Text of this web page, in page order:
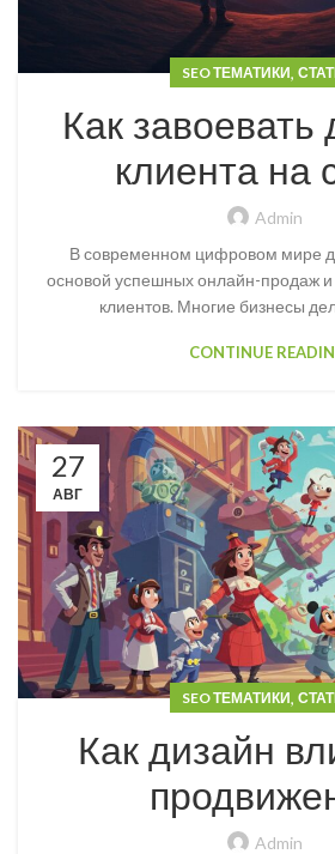
SEO ТЕМАТИКИ,
Как завоевать
клиента на
Admin
В современном цифровом мире
основой успешных онлайн-продаж
клиентов. Многие бизнесы
CONTINUE
27
АВГ
SEO ТЕМАТИКИ,
Как дизайн
Admin